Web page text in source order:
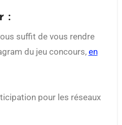
:
du jeu concours, en
pour les réseaux